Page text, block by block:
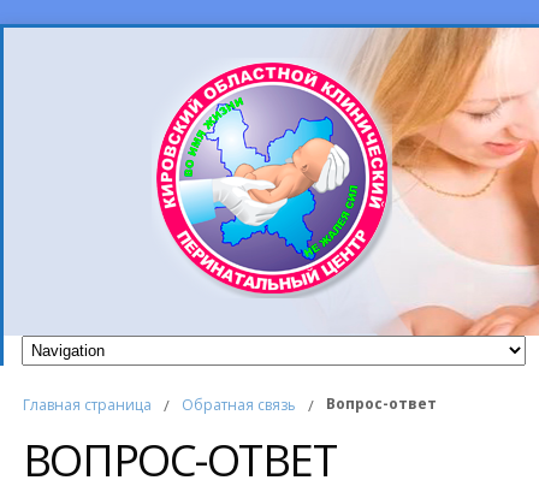
Главная страница / Обратная связь / Вопрос-ответ
ВОПРОС-ОТВЕТ